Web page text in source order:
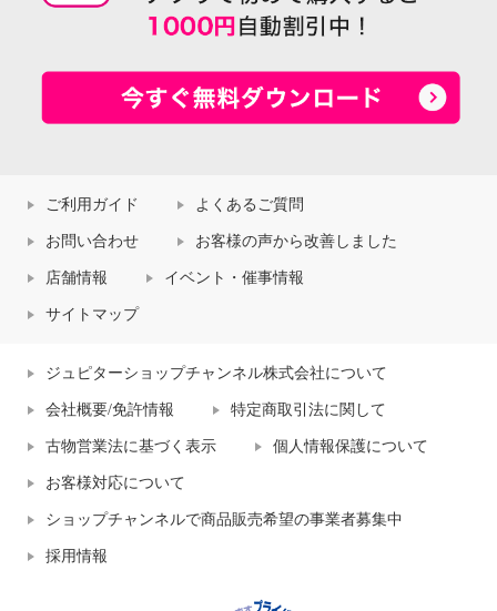
ご利用ガイド よくあるご質問
お問い合わせ お客様の声から改善しました
店舗情報 イベント・催事情報
サイトマップ
ジュピターショップチャンネル株式会社について
会社概要/免許情報 特定商取引法に関して
古物営業法に基づく表示 個人情報保護について
お客様対応について
ショップチャンネルで商品販売希望の事業者募集中
採用情報